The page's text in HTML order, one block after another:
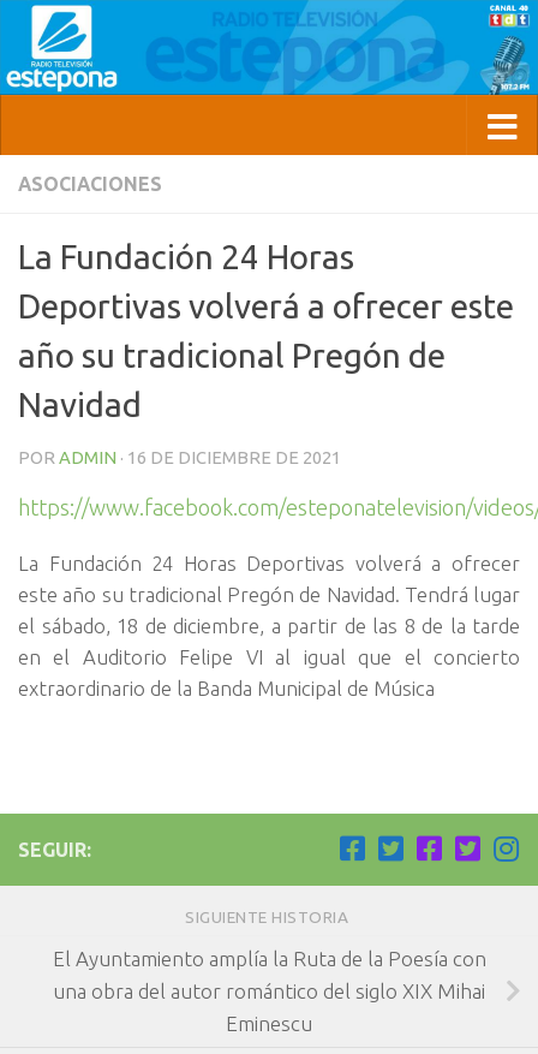
ASOCIACIONES
La Fundación 24 Horas
Deportivas volverá a ofrecer este
año su tradicional Pregón de
Navidad
POR ADMIN · 16 DE DICIEMBRE DE 2021
https://www.facebook.com/esteponatelevision/
La Fundación 24 Horas Deportivas volverá a ofrecer
este año su tradicional Pregón de Navidad. Tendrá lugar
el sábado, 18 de diciembre, a partir de las 8 de la tarde
en el Auditorio Felipe VI al igual que el concierto
extraordinario de la Banda Municipal de Música
SEGUIR:
SIGUIENTE HISTORIA
El Ayuntamiento amplía la Ruta de la Poesía con
una obra del autor romántico del siglo XIX Mihai
Eminescu